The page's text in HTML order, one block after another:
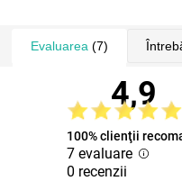
Evaluarea (7)
4,9
100% clienţii
7 evaluare
0 recenzii